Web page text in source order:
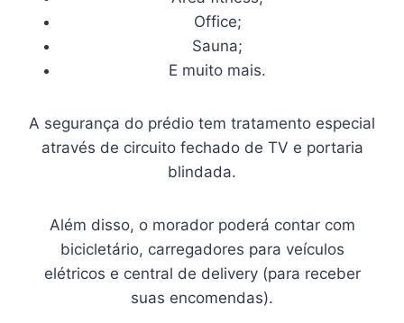
Office;
Sauna;
E muito mais.
A segurança do prédio tem tratamento especial
através de circuito fechado de TV e portaria
blindada.
Além disso, o morador poderá contar com
bicicletário, carregadores para veículos
elétricos e central de delivery (para receber
suas encomendas).